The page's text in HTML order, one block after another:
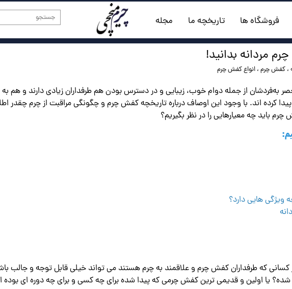
فروشگاه ها تاریخچه ما مجله
مردانه بدانید!
، کفش چرم ، انواع کفش چرم
به‌فردشان از جمله دوام خوب، زیبایی و در دسترس بودن هم طرفداران زیادی دارند و هم به
کرده اند. با وجود این اوصاف درباره تاریخچه کفش چرم و چگونگی مراقبت از چرم چقدر
باید چه معیارهایی را در نظر بگیریم؟
هایی دارد؟
که طرفداران کفش چرم و علاقمند به چرم هستند می تواند خیلی قابل توجه و جالب
یا اولین و قدیمی ترین کفش چرمی که پیدا شده برای چه کسی و برای چه دوره ای